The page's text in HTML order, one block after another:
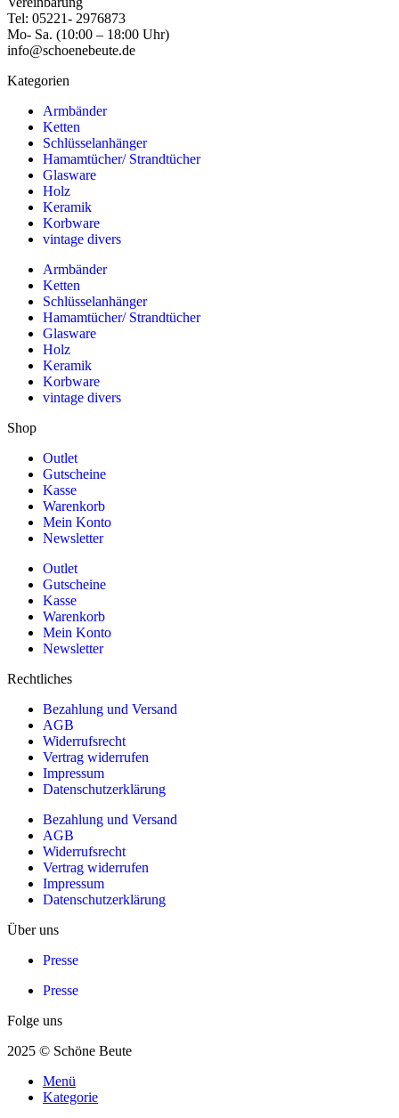
Tel: 05221- 2976873
Mo- Sa. (10:00 – 18:00 Uhr)
info@schoenebeute.de
Kategorien
Armbänder
Ketten
Schlüsselanhänger
Hamamtücher/ Strandtücher
Glasware
Holz
Keramik
Korbware
vintage divers
Armbänder
Ketten
Schlüsselanhänger
Hamamtücher/ Strandtücher
Glasware
Holz
Keramik
Korbware
vintage divers
Shop
Outlet
Gutscheine
Kasse
Warenkorb
Mein Konto
Newsletter
Outlet
Gutscheine
Kasse
Warenkorb
Mein Konto
Newsletter
Rechtliches
Bezahlung und Versand
AGB
Widerrufsrecht
Vertrag widerrufen
Impressum
Datenschutzerklärung
Bezahlung und Versand
AGB
Widerrufsrecht
Vertrag widerrufen
Impressum
Datenschutzerklärung
Über uns
Presse
Presse
Folge uns
2025 © Schöne Beute
Menü
Kategorie